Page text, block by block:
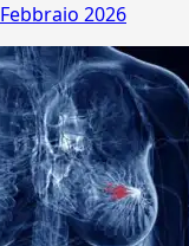
2026